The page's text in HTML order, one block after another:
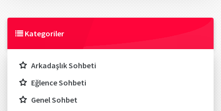
Kategoriler
Arkadaşlık Sohbeti
Eğlence Sohbeti
Genel Sohbet